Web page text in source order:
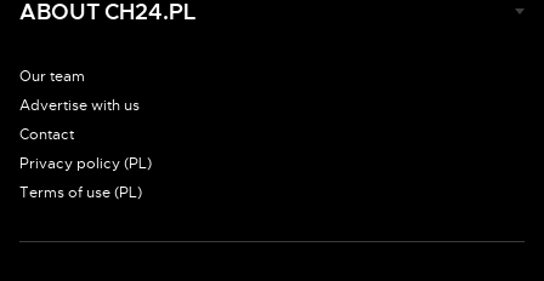
ABOUT CH24.PL
Our team
Advertise with us
Contact
Privacy policy (PL)
Terms of use (PL)